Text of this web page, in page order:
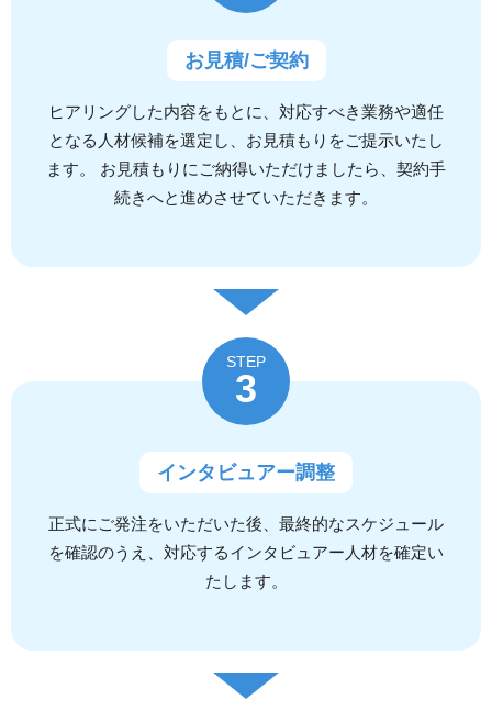
お見積/ご契約
ヒアリングした内容をもとに、対応すべき業務や適任
となる人材候補を選定し、お見積もりをご提示いたし
ます。 お見積もりにご納得いただけましたら、契約手
続きへと進めさせていただきます。
STEP
3
インタビュアー調整
正式にご発注をいただいた後、最終的なスケジュール
を確認のうえ、対応するインタビュアー人材を確定い
たします。